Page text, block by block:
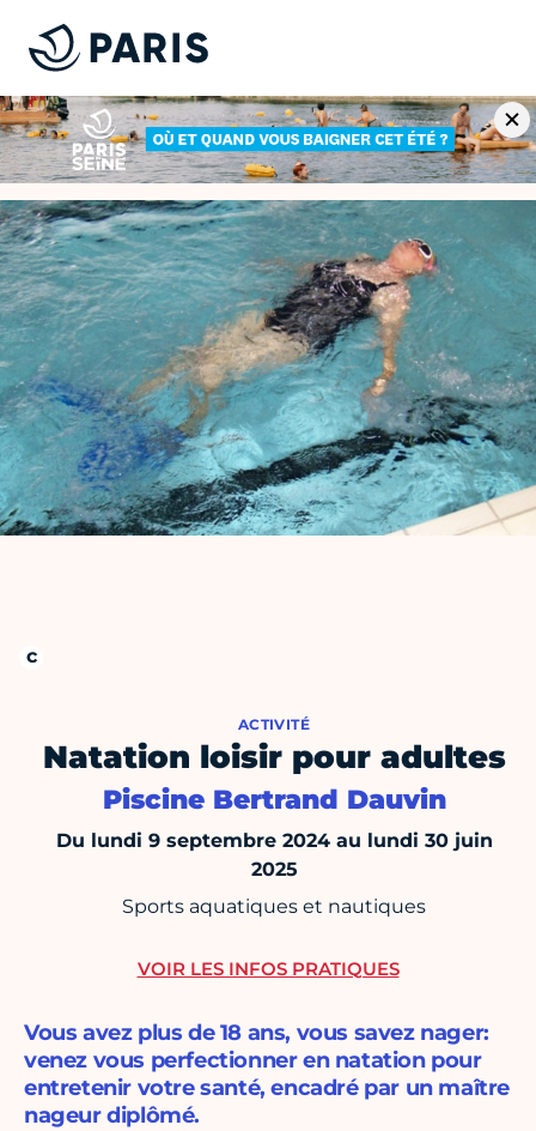
ACTIVITÉ
Natation loisir pour adultes
Piscine Bertrand Dauvin
Du lundi 9 septembre 2024 au lundi 30 juin
2025
Sports aquatiques et nautiques
Vous avez plus de 18 ans, vous savez nager:
venez vous perfectionner en natation pour
entretenir votre santé, encadré par un maître
nageur diplômé.
VOIR LES INFOS PRATIQUES